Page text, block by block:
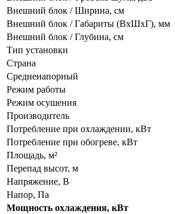
Внешний блок / Ширина, см
Внешний блок / Габариты (ВхШхГ), мм
Внешний блок / Глубина, см
Тип установки
Страна
Средненапорный
Режим работы
Режим осушения
Производитель
Потребление при охлаждении, кВт
Потребление при обогреве, кВт
Площадь, м²
Перепад высот, м
Напряжение, В
Напор, Па
Мощность охлаждения, кВт